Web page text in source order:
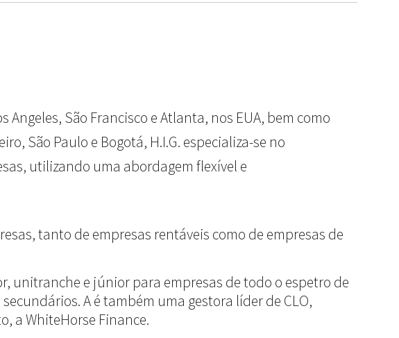
Angeles, São Francisco e Atlanta, nos EUA, bem como
São Paulo e Bogotá, H.I.G. especializa-se no
utilizando uma abordagem flexível e
tanto de empresas rentáveis como de empresas de
unitranche e júnior para empresas de todo o espetro de
A é também uma gestora líder de CLO,
a WhiteHorse Finance.